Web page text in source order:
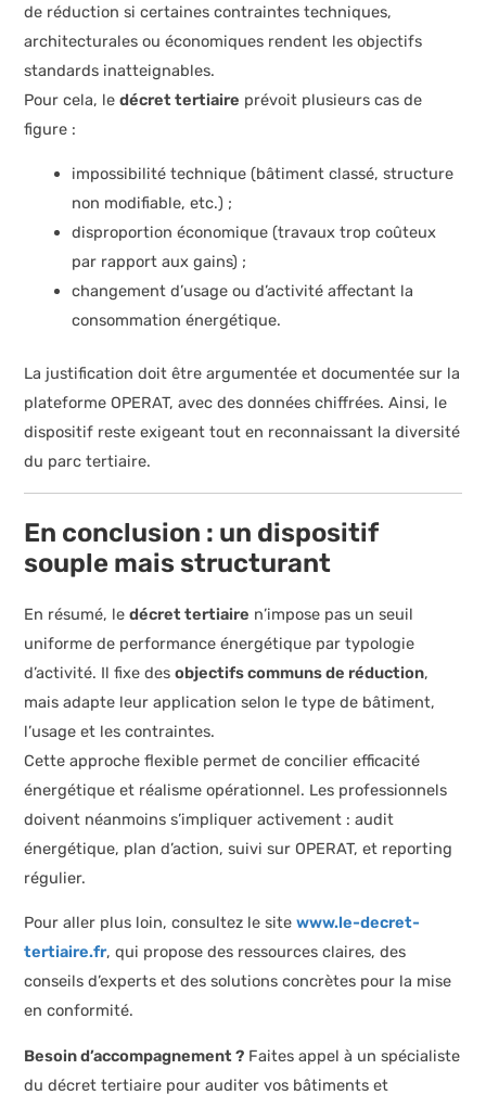
de réduction si certaines contraintes techniques,
architecturales ou économiques rendent les objectifs
standards inatteignables.
Pour cela, ledécret tertiaire prévoit plusieurs cas de
figure :
impossibilité technique (bâtiment classé, structure
non modifiable, etc.) ;
disproportion économique (travaux trop coûteux
par rapport aux gains) ;
changement d’usage ou d’activité affectant la
consommation énergétique.
La justification doit être argumentée et documentée sur la
plateforme OPERAT, avec des données chiffrées. Ainsi, le
dispositif reste exigeant tout en reconnaissant la diversité
du parc tertiaire.
En conclusion : un dispositif
souple mais structurant
En résumé, ledécret tertiaire n’impose pas un seuil
uniforme de performance énergétique par typologie
d’activité. Il fixe desobjectifs communs de réduction,
mais adapte leur application selon le type de bâtiment,
l’usage et les contraintes.
Cette approche flexible permet de concilier efficacité
énergétique et réalisme opérationnel. Les professionnels
doivent néanmoins s’impliquer activement : audit
énergétique, plan d’action, suivi sur OPERAT, et reporting
régulier.
Pour aller plus loin, consultez le sitewww.le-decret-
tertiaire.fr, qui propose des ressources claires, des
conseils d’experts et des solutions concrètes pour la mise
en conformité.
Besoin d’accompagnement ? Faites appel à un spécialiste
du décret tertiaire pour auditer vos bâtiments et